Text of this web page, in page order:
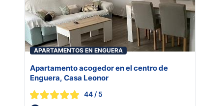
APARTAMENTOS EN ENGUERA
Apartamento acogedor en el centro de
Enguera, Casa Leonor
44 / 5